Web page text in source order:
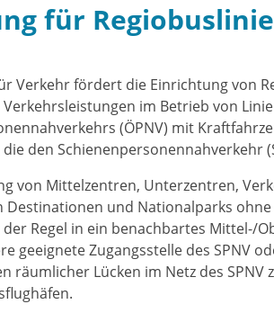
für
Verkehr fördert die Einrichtung von
im Betrieb von
(ÖPNV) mit
die den Schienenpersonennahverkehr
von Mittelzentren, Unterzentren,
und Nationalparks
der Regel in ein benachbartes Mittel-/
geeignete Zugangsstelle des SPNV
räumlicher Lücken im Netz des